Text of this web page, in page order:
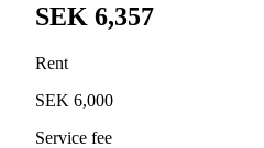
SEK 6,357
Rent
SEK 6,000
Service fee